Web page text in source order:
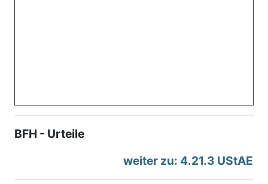
BFH - Urteile
weiter zu: 4.21.3 UStAE